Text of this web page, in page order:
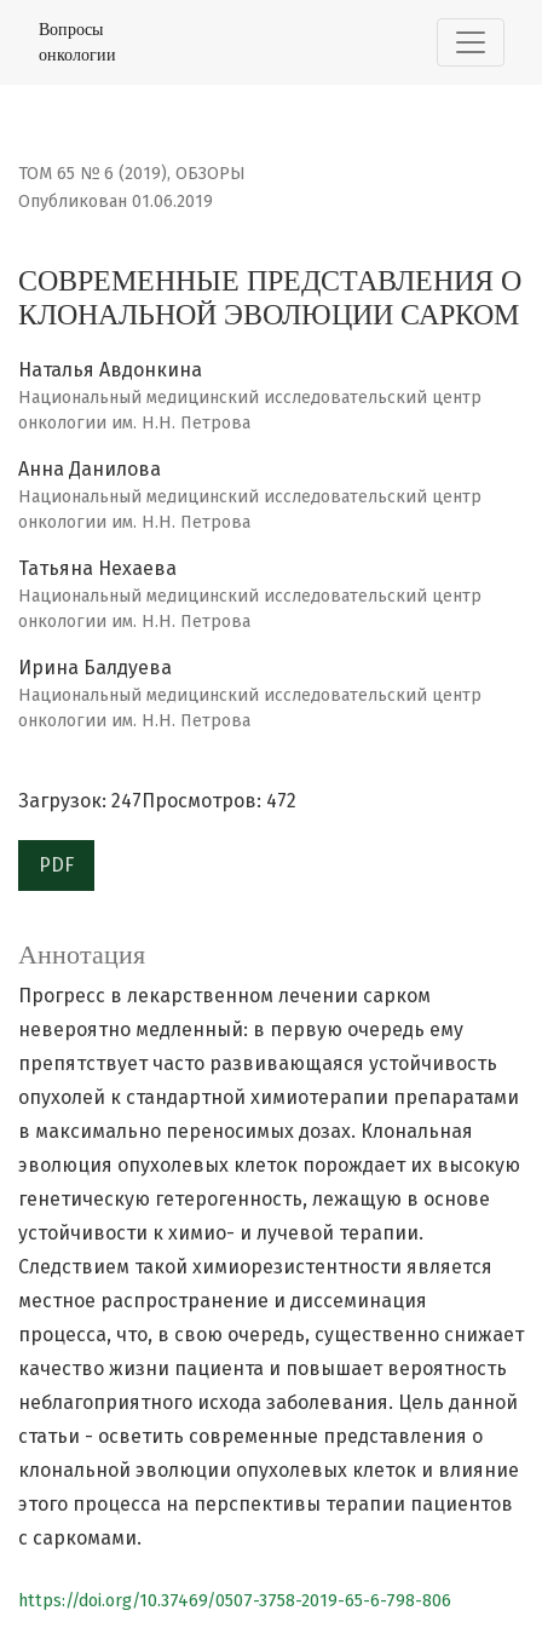
СОВРЕМЕННЫЕ ПРЕДСТАВЛЕНИЯ О КЛОНАЛЬНОЙ
Вопросы
онкологии
ТОМ 65 № 6 (2019), ОБЗОРЫ
СОВРЕМЕННЫЕ ПРЕДСТАВЛЕНИЯ О
КЛОНАЛЬНОЙ ЭВОЛЮЦИИ САРКОМ
Опубликован 01.06.2019
Наталья Авдонкина
Национальный медицинский исследовательский центр
онкологии им. Н.Н. Петрова
Анна Данилова
Национальный медицинский исследовательский центр
онкологии им. Н.Н. Петрова
Татьяна Нехаева
Национальный медицинский исследовательский центр
онкологии им. Н.Н. Петрова
Ирина Балдуева
Национальный медицинский исследовательский центр
онкологии им. Н.Н. Петрова
Загрузок: 247 Просмотров: 472
PDF
Аннотация
Прогресс в лекарственном лечении сарком
невероятно медленный: в первую очередь ему
препятствует часто развивающаяся устойчивость
опухолей к стандартной химиотерапии препаратами
в максимально переносимых дозах. Клональная
эволюция опухолевых клеток порождает их высокую
генетическую гетерогенность, лежащую в основе
устойчивости к химио- и лучевой терапии.
Следствием такой химиорезистентности является
местное распространение и диссеминация
процесса, что, в свою очередь, существенно снижает
качество жизни пациента и повышает вероятность
неблагоприятного исхода заболевания. Цель данной
статьи - осветить современные представления о
клональной эволюции опухолевых клеток и влияние
этого процесса на перспективы терапии пациентов
с саркомами.
https://doi.org/10.37469/0507-3758-2019-65-6-798-806